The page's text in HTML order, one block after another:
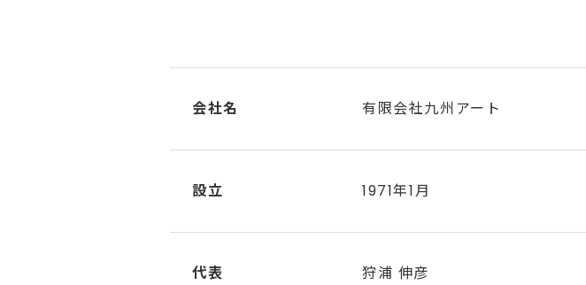
会社名 有限会社九州アート
設立 1971年1月
代表 狩浦 伸彦